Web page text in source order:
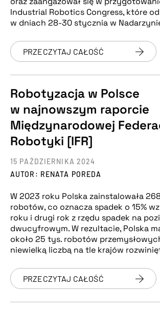
Industrial Robotics Congress, które
w dniach 28-30 stycznia w
PRZECZYTAJ CAŁOŚĆ
Robotyzacja w Polsce
w najnowszym raporcie
Międzynarodowej
Robotyki [IFR]
AUTOR: RENATA POREDA
15 PAŹDZIERNIKA 2024
W 2023 roku Polska zainstalowała
robotów, co oznacza spadek o 15%
roku i drugi rok z rzędu spadek na
dwucyfrowym. W rezultacie, Polska
około 25 tys. robotów
niewielką liczbą na tle krajów
PRZECZYTAJ CAŁOŚĆ